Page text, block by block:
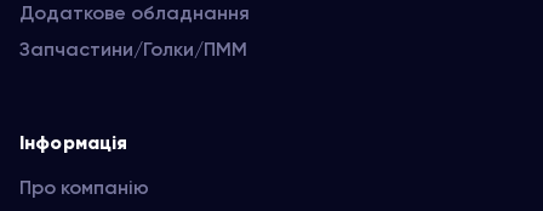
Додаткове обладнання
Запчастини/Голки/ПММ
Інформація
Про компанію